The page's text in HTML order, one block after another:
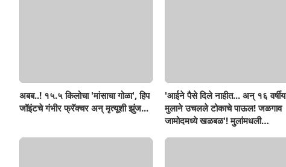
अबब..! १५.५ किलोचा 'मांसाचा गोळा', हिप
जॉइंटचे गंभीर फ्रॅक्चर अन् मृत्यूशी झुंज...
'आईने पैसे दिले नाहीत... अन् १६ वर्षीय
मुलाने उचलले टोकाचे पाऊल! जळगाव
जामोदमध्ये खळबळ'! मुलांमधली